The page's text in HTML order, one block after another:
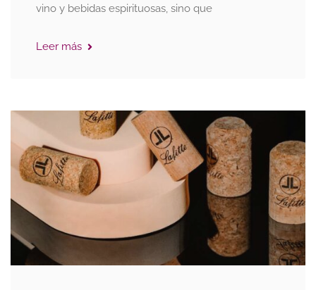
vino y bebidas espirituosas, sino que
Leer más